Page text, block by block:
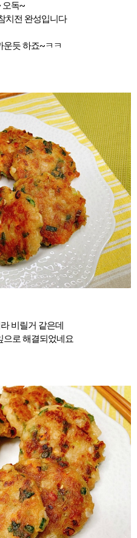
오독~
치전 완성입니다
운듯 하죠~ㅋㅋ
비릴거 같은데
으로 해결되었네요